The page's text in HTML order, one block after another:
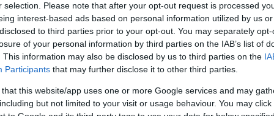
selection. Please note that after your opt-out request is processed
interest-based ads based on personal information utilized by us
to third parties prior to your opt-out. You may separately
of your personal information by third parties on the IAB’s list of
This information may also be disclosed by us to third parties on the
Participants that may further disclose it to other third parties.
that this website/app uses one or more Google services and may
but not limited to your visit or usage behaviour. You may
posto agliarresti domiciliarinella
hanno sottoposto i fatti accertati alla
preliminari, il quale in sede di udienza ha
la misura cautelare degli arresti domiciliari.